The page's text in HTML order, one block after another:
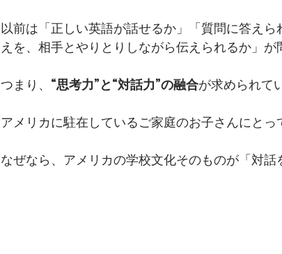
以前は「正しい英語が話せるか」「質問に答え
えを、相手とやりとりしながら伝えられるか」が
つまり、 “思考力”と“対話力”の融合が求められて
アメリカに駐在しているご家庭のお子さんにとっ
なぜなら、アメリカの学校文化そのものが「対話